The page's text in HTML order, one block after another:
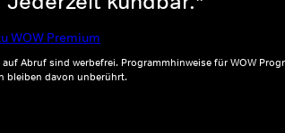
WOW Premium
Abruf sind werbefrei. Programmhinweise für WOW
bleiben davon unberührt.